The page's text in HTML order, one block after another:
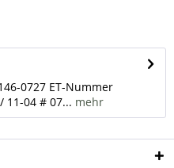
0727 ET-Nummer
11-04 # 07... mehr